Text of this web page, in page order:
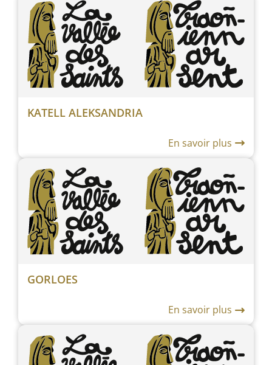
KATELL ALEKSANDRIA
En savoir plus
GORLOES
En savoir plus